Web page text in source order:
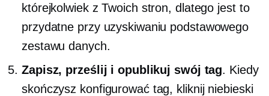
którejkolwiek z Twoich stron, dlatego jest to
przydatne przy uzyskiwaniu podstawowego
zestawu danych.
Zapisz, prześlij i opublikuj swój tag. Kiedy
skończysz konfigurować tag, kliknij niebieski